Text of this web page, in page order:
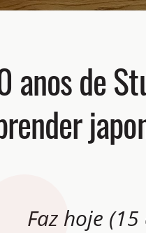
anos de
Faz hoje